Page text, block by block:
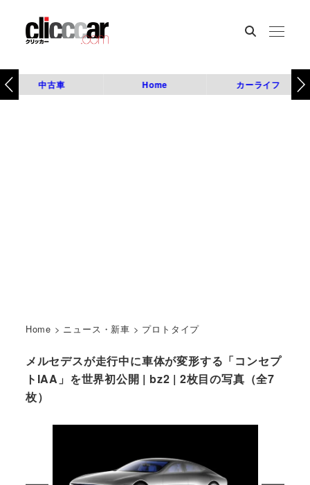
中古車 Home カーライフ
Home > ニュース・新車 > プロトタイプ
メルセデスが走行中に車体が変形する「コンセプ
トIAA」を世界初公開 | bz2 | 2枚目の写真（全7
枚）